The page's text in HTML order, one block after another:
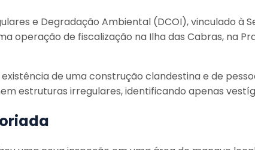
e Degradação Ambiental (DCOI), vinculado à
operação de fiscalização na Ilha das Cabras, na
de uma construção clandestina e de
estruturas irregulares, identificando apenas